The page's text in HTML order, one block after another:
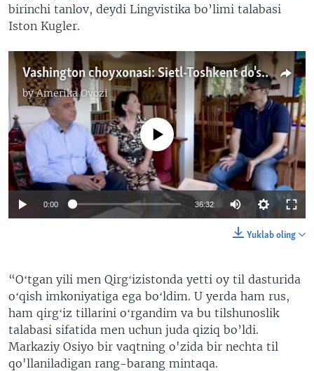
birinchi tanlov, deydi Lingvistika bo’limi talabasi
Iston Kugler.
Vashington choyxonasi: Sietl-Toshkent do'stligining 50 yillik tarixi
byAmerika Ovozi
No media source currently available
0:00 36:32
Yuklab oling
“Oʻtgan yili men Qirgʻizistonda yetti oy til dasturida
oʻqish imkoniyatiga ega boʻldim. U yerda ham rus,
ham qirgʻiz tillarini oʻrgandim va bu tilshunoslik
talabasi sifatida men uchun juda qiziq bo’ldi.
Markaziy Osiyo bir vaqtning o'zida bir nechta til
qo'llaniladigan rang-barang mintaqa.